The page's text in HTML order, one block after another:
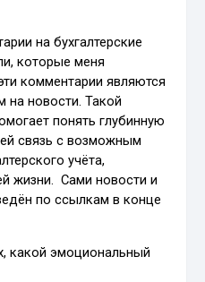
на бухгалтерские
которые меня
комментарии являются
новости. Такой
понять глубинную
связь с возможным
учёта,
жизни. Сами новости и
по ссылкам в конце
какой эмоциональный